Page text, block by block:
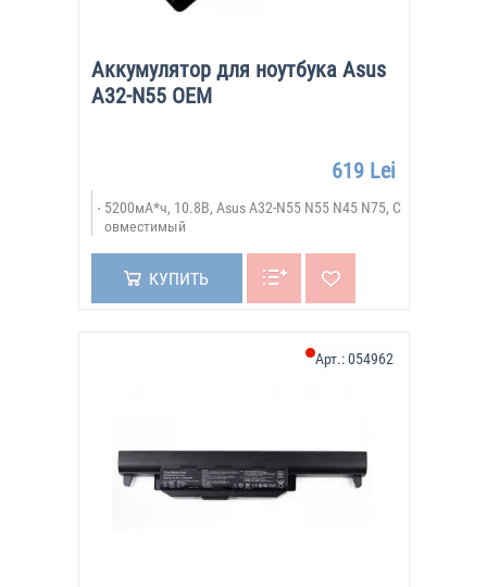
Аккумулятор для ноутбука Asus
A32-N55 OEM
619 Lei
5200мА*ч, 10.8В, Asus A32-N55 N55 N45 N75, С
овместимый
КУПИТЬ
Арт.:054962